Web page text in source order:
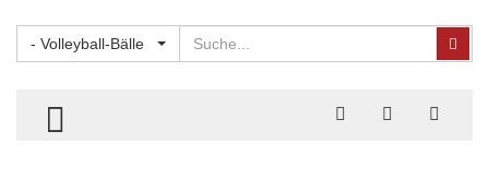
- Volleyball-Bälle Suchen
TOGGLE MENU